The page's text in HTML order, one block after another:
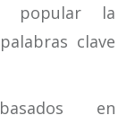
popular la
clave
en